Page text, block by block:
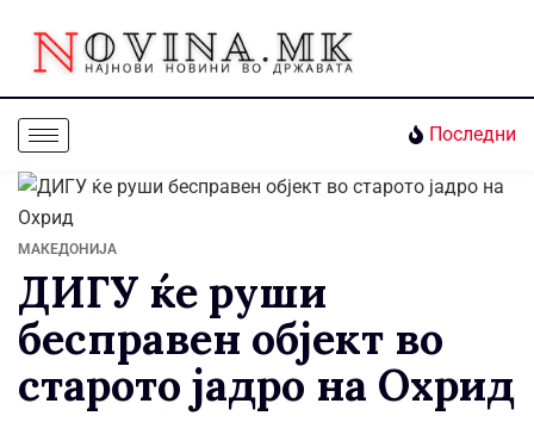
Последни
МАКЕДОНИЈА
ДИГУ ќе руши
бесправен објект во
старото јадро на Охрид